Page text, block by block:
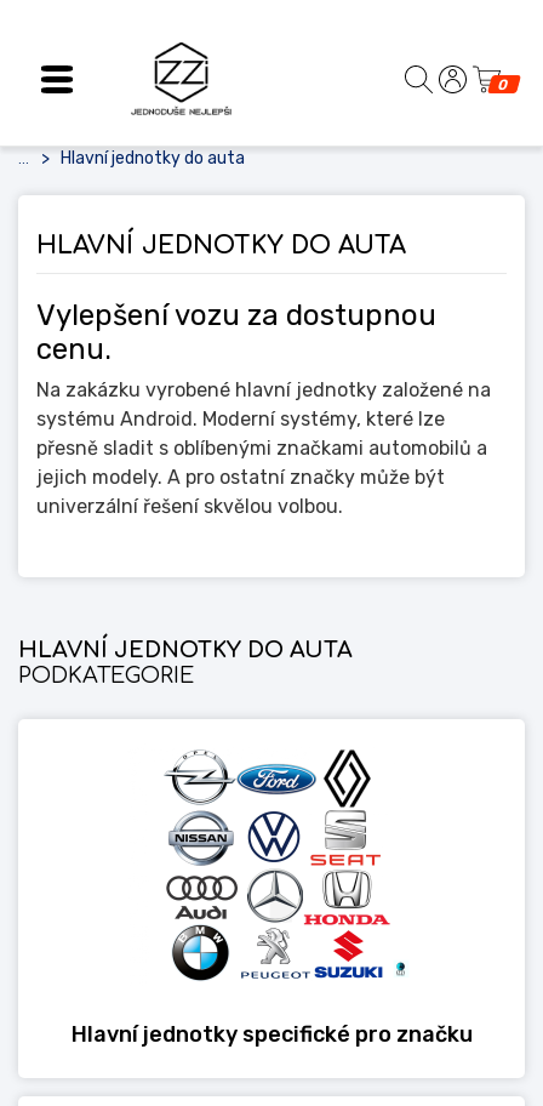
0
Hlavní jednotky do auta
HLAVNÍ JEDNOTKY DO AUTA
Vylepšení vozu za dostupnou
cenu.
Na zakázku vyrobené hlavní jednotky založené na
systému Android. Moderní systémy, které lze
přesně sladit s oblíbenými značkami automobilů a
jejich modely. A pro ostatní značky může být
univerzální řešení skvělou volbou.
HLAVNÍ JEDNOTKY DO AUTA
PODKATEGORIE
Hlavní jednotky specifické pro značku